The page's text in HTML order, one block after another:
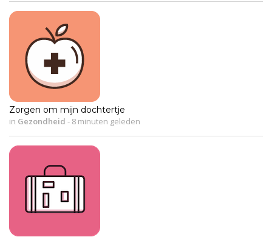
Zorgen om mijn dochtertje
in Gezondheid - 8 minuten geleden